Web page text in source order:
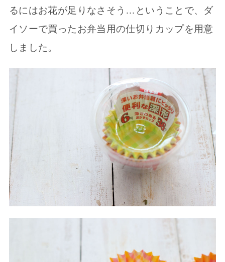
るにはお花が足りなさそう…ということで、ダ
イソーで買ったお弁当用の仕切りカップを用意
しました。